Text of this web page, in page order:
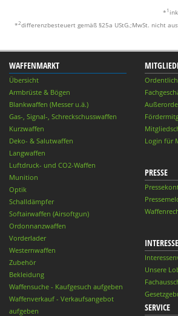
* 1
*2differenzbesteuert gemäß §25a UStG.;MwSt. nicht
WAFFENMARKT
Übersicht
Armbrüste & Bögen
Blankwaffen (Messer u.ä.)
Gas-, Signal-, Schreckschusswaffen
Kurzwaffen
Deko- & Salutwaffen
Langwaffen
Luftdruck- und CO2-Waffen
Munition
Optik
Schalldämpfer
Softairwaffen (Airsoftgun)
Ordonnanzwaffen
Vorderlader
Westernwaffen
Zubehör
Bekleidung
Waffensuche - Kaufgesuch aufgeben
Waffenverkauf - Verkaufsangebot
aufgeben
Login für
PRESSE
Unsere
SERVICE